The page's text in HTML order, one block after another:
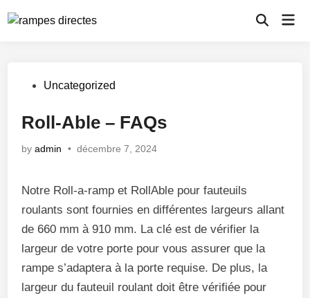
to
Open
PostedUncategorized
Roll-Able – FAQs
byadmin • décembre 7, 2024
Notre Roll-a-ramp et RollAble pour fauteuils
roulants sont fournies en différentes largeurs allant
de 660 mm à 910 mm. La clé est de vérifier la
largeur de votre porte pour vous assurer que la
rampe s’adaptera à la porte requise. De plus, la
largeur du fauteuil roulant doit être vérifiée pour